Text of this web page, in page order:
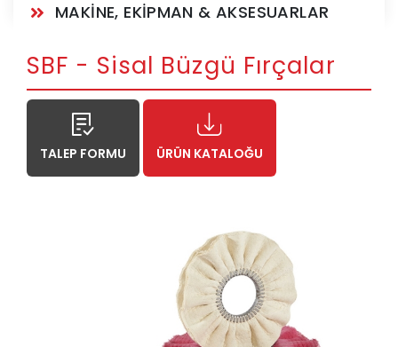
MAKİNE, EKİPMAN & AKSESUARLAR
SBF - Sisal Büzgü Fırçalar
TALEP FORMU ÜRÜN KATALOĞU